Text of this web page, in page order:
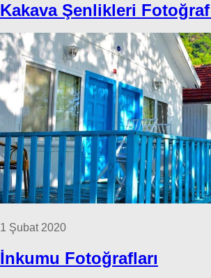
Kakava Şenlikleri
1 Şubat 2020
İnkumu Fotoğrafları